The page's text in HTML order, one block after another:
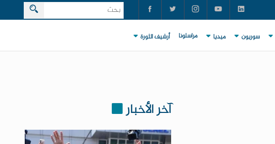
سوريون ميديا مراسلونا أرشيف الثورة
آخر الأخبار